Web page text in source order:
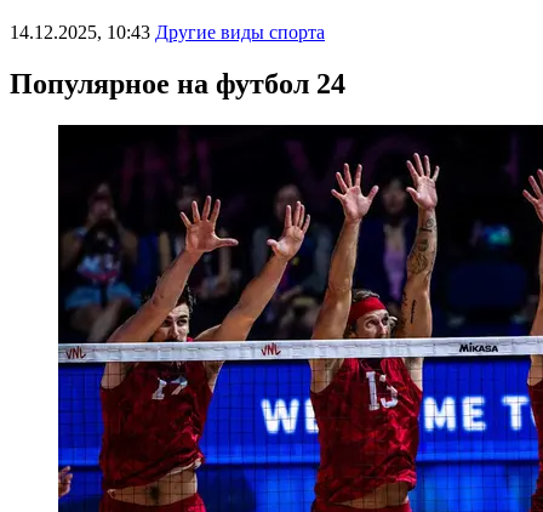
14.12.2025, 10:43 Другие виды спорта
Популярное на футбол 24